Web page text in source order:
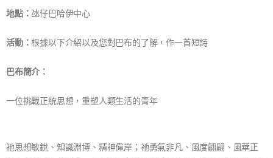
地點： 氹仔巴哈伊中心
活動：根據以下介紹以及您對巴布的了解，作一首短詩
巴布簡介：
一位挑戰正統思想，重塑人類生活的青年
祂思想敏銳、知識淵博、精神偉岸；祂勇氣非凡、風度翩翩、風華正